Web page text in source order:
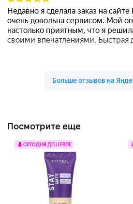
Посмотрите еще
СЕГОДНЯ ДЕШЕВЛЕ